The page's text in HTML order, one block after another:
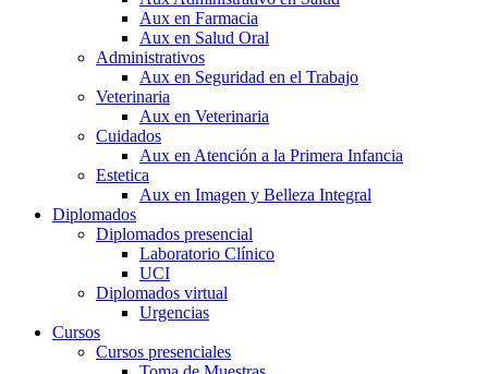
Aux en Farmacia
Aux en Salud Oral
Administrativos
Aux en Seguridad en el Trabajo
Veterinaria
Aux en Veterinaria
Cuidados
Aux en Atención a la Primera Infancia
Estetica
Aux en Imagen y Belleza Integral
Diplomados
Diplomados presencial
Laboratorio Clínico
UCI
Diplomados virtual
Urgencias
Cursos
Cursos presenciales